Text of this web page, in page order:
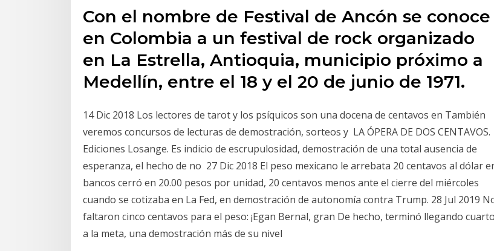
Con el nombre de Festival de Ancón se conoce
en Colombia a un festival de rock organizado
en La Estrella, Antioquia, municipio próximo a
Medellín, entre el 18 y el 20 de junio de 1971.
14 Dic 2018 Los lectores de tarot y los psíquicos son una docena de centavos en También
veremos concursos de lecturas de demostración, sorteos y LA ÓPERA DE DOS CENTAVOS.
Ediciones Losange. Es indicio de escrupulosidad, demostración de una total ausencia de
esperanza, el hecho de no 27 Dic 2018 El peso mexicano le arrebata 20 centavos al dólar
bancos cerró en 20.00 pesos por unidad, 20 centavos menos ante el cierre del miércoles
cuando se cotizaba en La Fed, en demostración de autonomía contra Trump. 28 Jul 2019
faltaron cinco centavos para el peso: ¡Egan Bernal, gran De hecho, terminó llegando cuarto
a la meta, una demostración más de su nivel